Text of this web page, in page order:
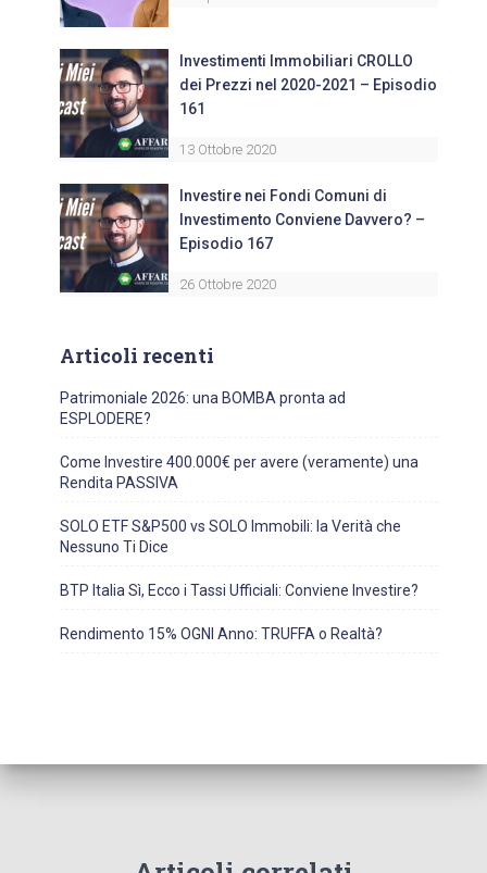
Investimenti Immobiliari CROLLO
dei Prezzi nel 2020-2021 – Episodio
161
13 Ottobre 2020
Investire nei Fondi Comuni di
Investimento Conviene Davvero? –
Episodio 167
26 Ottobre 2020
Articoli recenti
Patrimoniale 2026: una BOMBA pronta ad
ESPLODERE?
Come Investire 400.000€ per avere (veramente) una
Rendita PASSIVA
SOLO ETF S&P500 vs SOLO Immobili: la Verità che
Nessuno Ti Dice
BTP Italia Sì, Ecco i Tassi Ufficiali: Conviene Investire?
Rendimento 15% OGNI Anno: TRUFFA o Realtà?